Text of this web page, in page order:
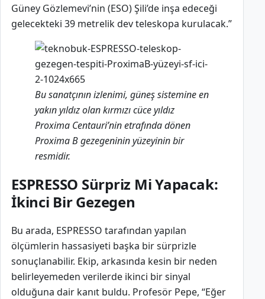
Güney Gözlemevi’nin (ESO) Şili’de inşa edeceği
gelecekteki 39 metrelik dev teleskopa kurulacak.”
Bu sanatçının izlenimi, güneş sistemine en
yakın yıldız olan kırmızı cüce yıldız
Proxima Centauri’nin etrafında dönen
Proxima B gezegeninin yüzeyinin bir
resmidir.
ESPRESSO Sürpriz Mi Yapacak:
İkinci Bir Gezegen
Bu arada, ESPRESSO tarafından yapılan
ölçümlerin hassasiyeti başka bir sürprizle
sonuçlanabilir. Ekip, arkasında kesin bir neden
belirleyemeden verilerde ikinci bir sinyal
olduğuna dair kanıt buldu. Profesör Pepe, “Eğer